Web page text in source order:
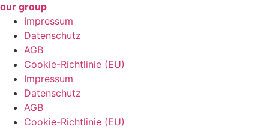
our group
Impressum
Datenschutz
AGB
Cookie-Richtlinie (EU)
Impressum
Datenschutz
AGB
Cookie-Richtlinie (EU)